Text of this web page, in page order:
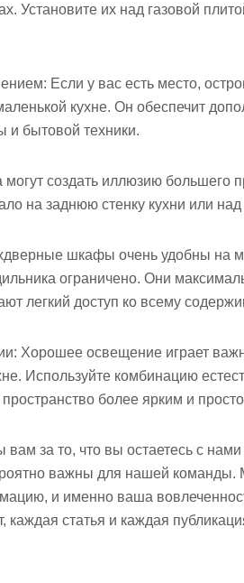
Установите их над газовой
Если у вас есть место,
кухне. Он обеспечит
и бытовой техники.
создать иллюзию большего
на заднюю стенку кухни или
шкафы очень удобны на
ограничено. Они
легкий доступ ко всему
Хорошее освещение играет
Используйте комбинацию
более ярким и
вам за то, что вы остаетесь с
важны для нашей команды.
и именно ваша
статья и каждая